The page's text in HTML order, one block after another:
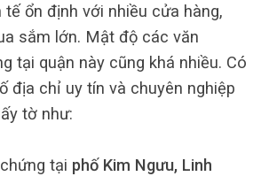
ổn định với nhiều cửa hàng,
sắm lớn. Mật độ các văn
tại quận này cũng khá nhiều. Có
địa chỉ uy tín và chuyên nghiệp
tờ như:
tại phố Kim Ngưu, Linh